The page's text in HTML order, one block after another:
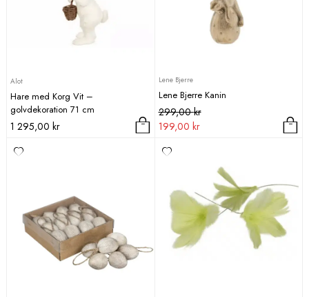
Alot
Hare med Korg Vit –
golvdekoration 71 cm
1 295,00 kr
Lene Bjerre
Lene Bjerre Kanin
299,00kr
Det
ursprungliga
var:
199,00 kr
Det
nuvarande
är: